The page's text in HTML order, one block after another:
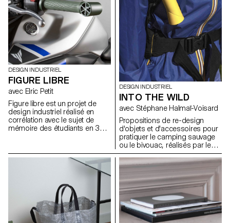
DESIGN INDUSTRIEL
FIGURE LIBRE
avec Elric Petit
Figure libre est un projet de
design industriel réalisé en
corrélation avec le sujet de
mémoire des étudiants en 3e
les étudiants souhaiteraient se
diriger après leurs études. Cet
exercice libre leur a permis de
s'exprimer sur le sujet de leur
choix. Qu’il s’agisse de mobilier,
de mobilité, d’objets connectés
ou tant d‘autres possibles,
chaque sujet traité avec sérieux
devient passionnant.
DESIGN INDUSTRIEL
INTO THE WILD
avec Stéphane Halmaï-Voisard
Propositions de re-design
d'objets et d'accessoires pour
pratiquer le camping sauvage
ou le bivouac, réalisés par les
étudiants de 1re année en
Bachelor Design Industriel.